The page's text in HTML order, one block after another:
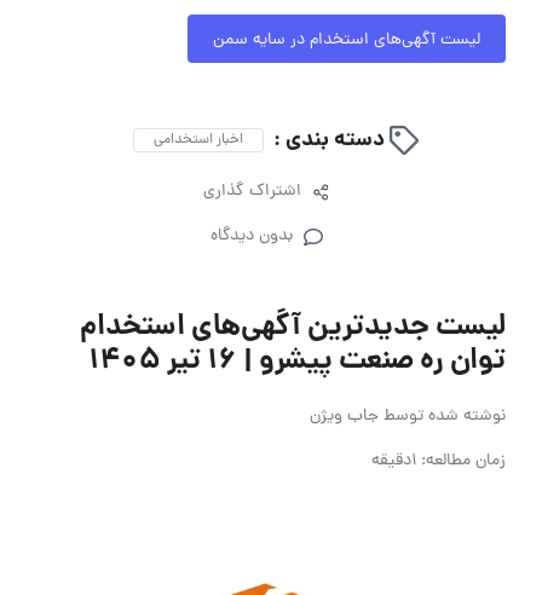
لیست آگهی‌های استخدام در سایه سمن
دسته بندی : اخبار استخدامی
اشتراک گذاری
بدون دیدگاه
لیست جدیدترین آگهی‌های استخدام
توان ره صنعت پیشرو | ۱۶ تیر ۱۴۰۵
نوشته شده توسطجاب ویژن
زمان مطالعه: 1دقیقه